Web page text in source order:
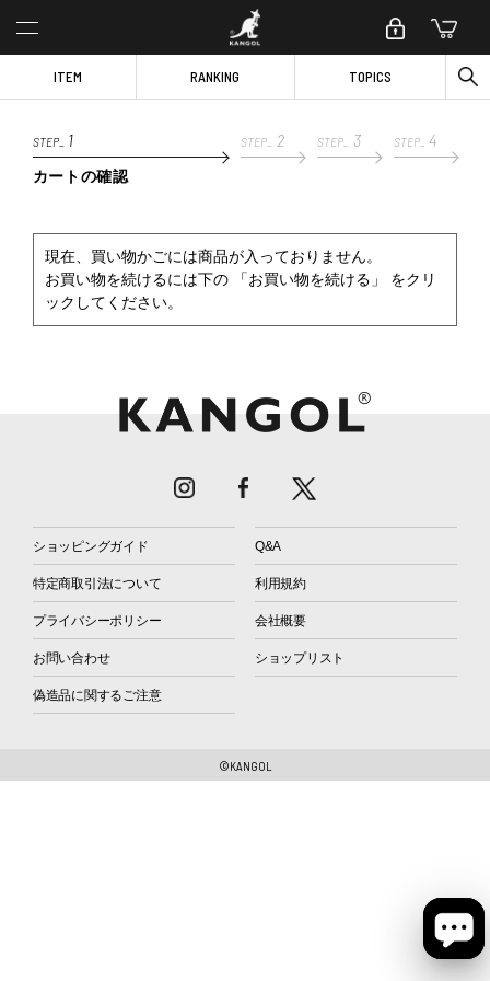
ITEM RANKING TOPICS
STEP_ 1
カートの確認
STEP_ 2 STEP_ 3 STEP_ 4
現在、買い物かごには商品が入っておりません。
お買い物を続けるには下の 「お買い物を続ける」 をクリ
ックしてください。
ショッピングガイド Q&A
特定商取引法について 利用規約
プライバシーポリシー 会社概要
お問い合わせ ショップリスト
偽造品に関するご注意
©KANGOL